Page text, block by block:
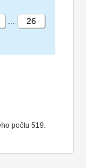
počtu 519.
26